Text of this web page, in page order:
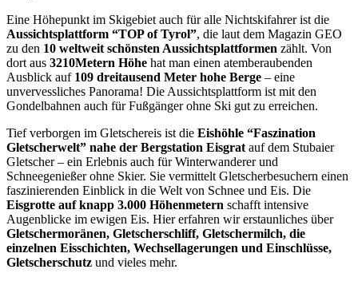
Eine Höhepunkt im Skigebiet auch für alle Nichtskifahrer ist die
Aussichtsplattform “TOP of Tyrol”, die laut dem Magazin GEO
zu den 10 weltweit schönsten Aussichtsplattformen zählt. Von
dort aus 3210Metern Höhe hat man einen atemberaubenden
Ausblick auf 109 dreitausend Meter hohe Berge – eine
unvervessliches Panorama! Die Aussichtsplattform ist mit den
Gondelbahnen auch für Fußgänger ohne Ski gut zu erreichen.
Tief verborgen im Gletschereis ist die Eishöhle “Faszination
Gletscherwelt” nahe der Bergstation Eisgrat auf dem Stubaier
Gletscher – ein Erlebnis auch für Winterwanderer und
Schneegenießer ohne Skier. Sie vermittelt Gletscherbesuchern einen
faszinierenden Einblick in die Welt von Schnee und Eis. Die
Eisgrotte auf knapp 3.000 Höhenmetern schafft intensive
Augenblicke im ewigen Eis. Hier erfahren wir erstaunliches über
Gletschermoränen, Gletscherschliff, Gletschermilch, die
einzelnen Eisschichten, Wechsellagerungen und Einschlüsse,
Gletscherschutz und vieles mehr.